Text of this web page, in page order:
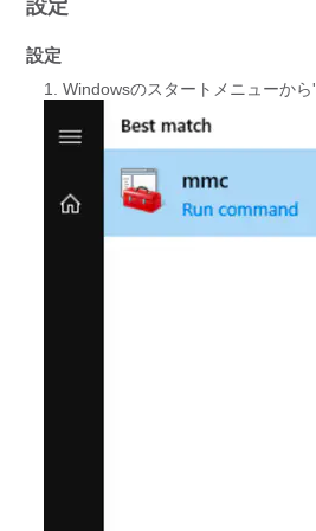
設定
設定
Windowsのスタートメニューから'